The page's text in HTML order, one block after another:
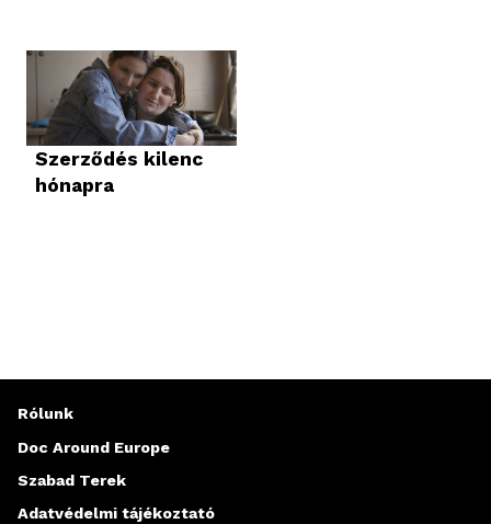
Szerződés kilenc
hónapra
Rólunk
Doc Around Europe
Szabad Terek
Adatvédelmi tájékoztató